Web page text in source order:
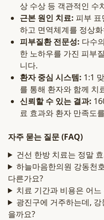
상 수상 등 객관적인 수
근본 원인 치료: 피부
하고 면역체계를 정상
피부질환 전문성: 다수
한 노하우를 가진 피부
니다.
환자 중심 시스템: 1:1
를 통해 환자와 함께 치
신뢰할 수 있는 결과:
료 효과와 환자 만족도
자주 묻는 질문 (FAQ)
건선 한방 치료는 정말
하늘마음한의원 강동천
다른가요?
치료 기간과 비용은 어
광진구에 거주하는데,
을까요?